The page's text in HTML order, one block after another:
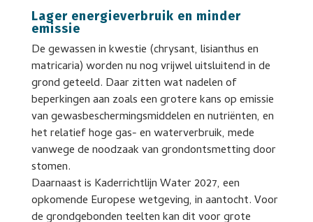
Lager energieverbruik en minder
emissie
De gewassen in kwestie (chrysant, lisianthus en
matricaria) worden nu nog vrijwel uitsluitend in de
grond geteeld. Daar zitten wat nadelen of
beperkingen aan zoals een grotere kans op emissie
van gewasbeschermingsmiddelen en nutriënten, en
het relatief hoge gas- en waterverbruik, mede
vanwege de noodzaak van grondontsmetting door
stomen.
Daarnaast is Kaderrichtlijn Water 2027, een
opkomende Europese wetgeving, in aantocht. Voor
de grondgebonden teelten kan dit voor grote